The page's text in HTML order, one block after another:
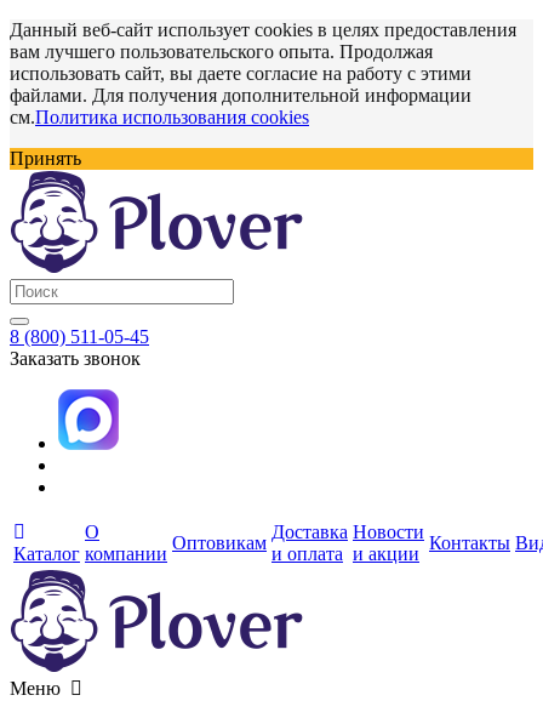
Данный веб-сайт использует cookies в целях предоставления
вам лучшего пользовательского опыта. Продолжая
использовать сайт, вы даете согласие на работу с этими
файлами. Для получения дополнительной информации
см.Политика использования cookies
Принять
8 (800) 511-05-45
Заказать звонок
Каталог
О
компании
Оптовикам
Доставка
и оплата
Новости
и акции
Контакты
Меню